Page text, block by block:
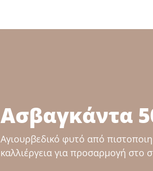
Ασβαγκάντα
Αγιουρβεδικό φυτό από
καλλιέργεια για προσαρμογή στο